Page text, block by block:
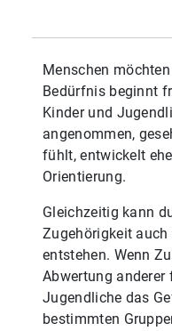
Menschen
Bedürfnis beginnt
Kinder und
angenommen,
fühlt, entwickelt
Orientierung.
Gleichzeitig kann
Zugehörigkeit auch
entstehen. Wenn
Abwertung
Jugendliche das
bestimmten